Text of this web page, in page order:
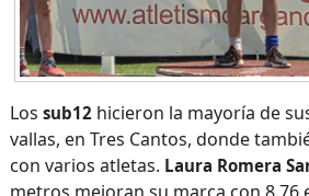
Los sub12hicieron la mayoría de
vallas, en Tres Cantos, donde
con varios atletas. Laura Romera